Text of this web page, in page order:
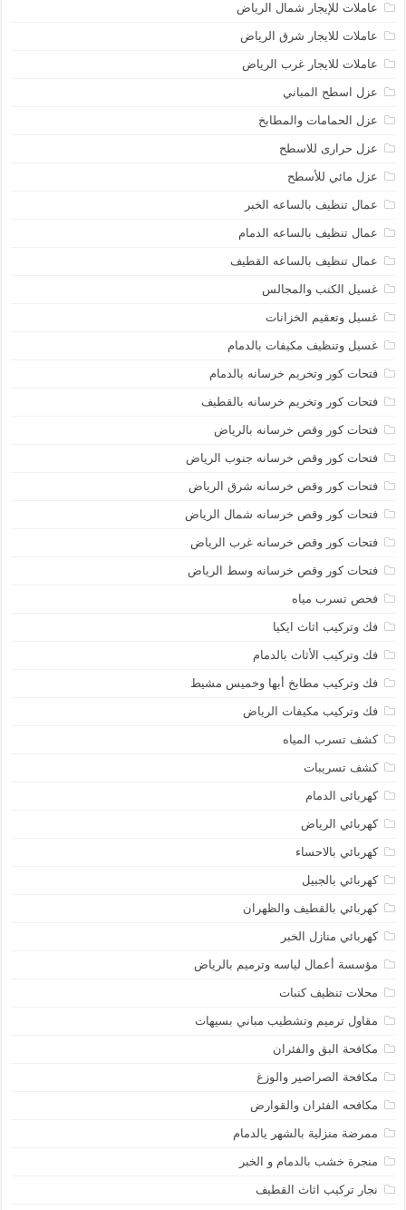
عاملات للإيجار شمال الرياض
عاملات للايجار شرق الرياض
عاملات للايجار غرب الرياض
عزل اسطح المباني
عزل الحمامات والمطابخ
عزل حرارى للاسطح
عزل مائي للأسطح
عمال تنظيف بالساعه الخبر
عمال تنظيف بالساعه الدمام
عمال تنظيف بالساعه القطيف
غسيل الكنب والمجالس
غسيل وتعقيم الخزانات
غسيل وتنظيف مكيفات بالدمام
فتحات كور وتخريم خرسانه بالدمام
فتحات كور وتخريم خرسانه بالقطيف
فتحات كور وقص خرسانه بالرياض
فتحات كور وقص خرسانه جنوب الرياض
فتحات كور وقص خرسانه شرق الرياض
فتحات كور وقص خرسانه شمال الرياض
فتحات كور وقص خرسانه غرب الرياض
فتحات كور وقص خرسانه وسط الرياض
فحص تسرب مياه
فك وتركيب اثاث ايكيا
فك وتركيب الأثاث بالدمام
فك وتركيب مطابخ أبها وخميس مشيط
فك وتركيب مكيفات الرياض
كشف تسرب المياه
كشف تسريبات
كهربائى الدمام
كهربائي الرياض
كهربائي بالاحساء
كهربائي بالجبيل
كهربائي بالقطيف والظهران
كهربائي منازل الخبر
مؤسسة أعمال لياسه وترميم بالرياض
محلات تنظيف كنبات
مقاول ترميم وتشطيب مباني بسيهات
مكافحة البق والفئران
مكافحة الصراصير والوزغ
مكافحه الفئران والقوارض
ممرضة منزلية بالشهر يالدمام
منجرة خشب بالدمام و الخبر
نجار تركيب اثاث القطيف